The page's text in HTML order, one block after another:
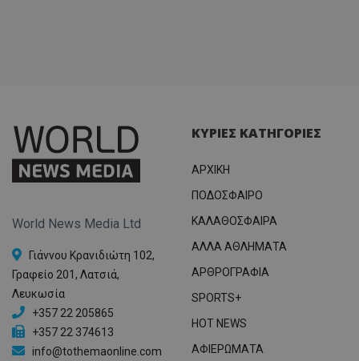
World News Media Ltd
Γιάννου Κρανιδιώτη 102,
Γραφείο 201, Λατσιά,
Λευκωσία
+357 22 205865
+357 22 374613
info@tothemaonline.com
ΚΥΡΙΕΣ ΚΑΤΗΓΟΡΙΕΣ
ΑΡΧΙΚΗ
ΠΟΔΟΣΦΑΙΡΟ
ΚΑΛΑΘΟΣΦΑΙΡΑ
ΑΛΛΑ ΑΘΛΗΜΑΤΑ
ΑΡΘΡΟΓΡΑΦΙΑ
SPORTS+
HOT NEWS
ΑΦΙΕΡΩΜΑΤΑ